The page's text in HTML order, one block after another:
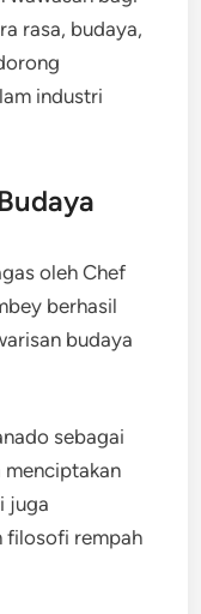
rasa, budaya,
industri
oleh Chef
berhasil
budaya
sebagai
menciptakan
juga
filosofi rempah